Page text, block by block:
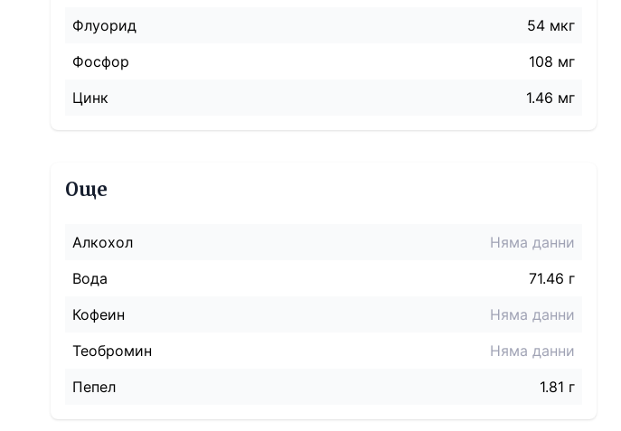
Флуорид
54 мкг
Фосфор
108 мг
Цинк
1.46 мг
Още
Алкохол
Няма данни
Вода
71.46 г
Кофеин
Няма данни
Теобромин
Няма данни
Пепел
1.81 г